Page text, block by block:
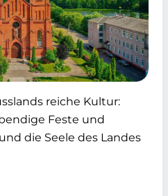
reiche Kultur:
Feste und
die Seele des Landes